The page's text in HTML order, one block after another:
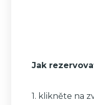
Jak
1. klikněte na